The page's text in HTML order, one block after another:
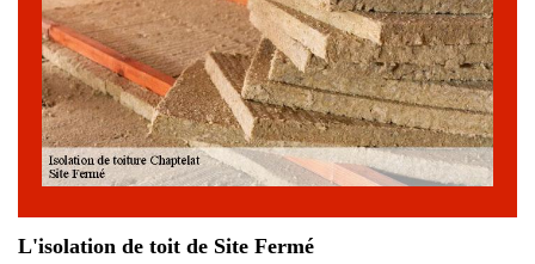
L'isolation de toit de Site Fermé